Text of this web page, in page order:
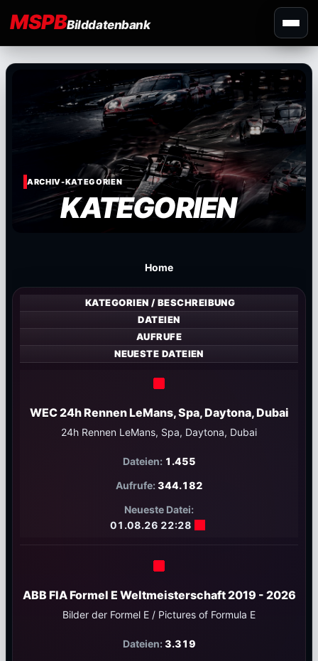
MSPBBilddatenbank
ARCHIV-KATEGORIEN
KATEGORIEN
Home
KATEGORIEN / BESCHREIBUNG
DATEIEN
AUFRUFE
NEUESTE DATEIEN
WEC 24h Rennen LeMans, Spa, Daytona, Dubai
24h Rennen LeMans, Spa, Daytona, Dubai
1.455
344.182
01.08.26 22:28
ABB FIA Formel E Weltmeisterschaft 2019 - 2026
Bilder der Formel E / Pictures of Formula E
3.319